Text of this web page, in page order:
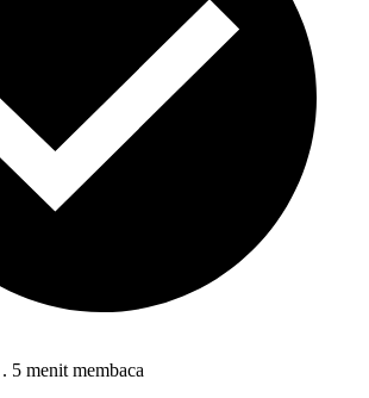
. 5 menit membaca